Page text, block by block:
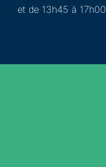
et de 13h45 à 17h00